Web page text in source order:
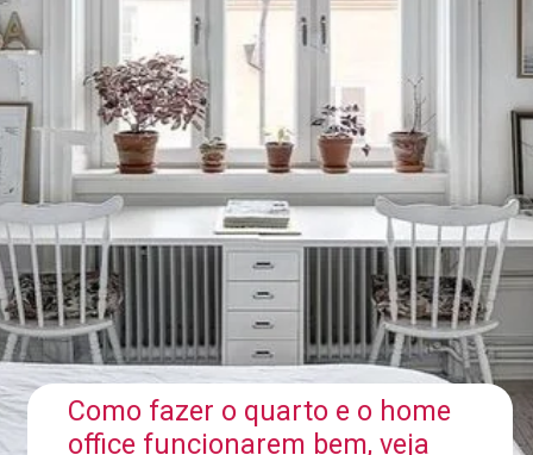
Como fazer o quarto e o home
office funcionarem bem, veja